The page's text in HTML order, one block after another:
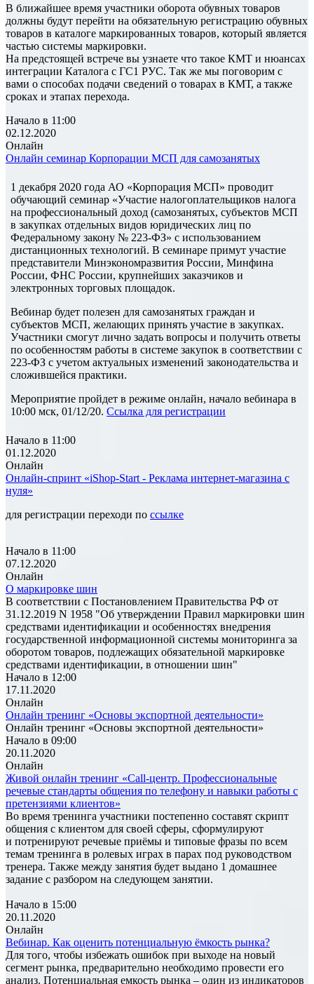
В ближайшее время участники оборота обувных товаров
должны будут перейти на обязательную регистрацию обувных
товаров в каталоге маркированных товаров, который является
частью системы маркировки.
На предстоящей встрече вы узнаете что такое КМТ и нюансах
интеграции Каталога с ГС1 РУС. Так же мы поговорим с
вами о способах подачи сведений о товарах в КМТ, а также
сроках и этапах перехода.
Начало в 11:00
02.12.2020
Онлайн
Онлайн семинар Корпорации МСП для самозанятых
1 декабря 2020 года АО «Корпорация МСП» проводит
обучающий семинар «Участие налогоплательщиков налога
на профессиональный доход (самозанятых, субъектов МСП
в закупках отдельных видов юридических лиц по
Федеральному закону № 223-ФЗ» с использованием
дистанционных технологий. В семинаре примут участие
представители Минэкономразвития России, Минфина
России, ФНС России, крупнейших заказчиков и
электронных торговых площадок.
Вебинар будет полезен для самозанятых граждан и
субъектов МСП, желающих принять участие в закупках.
Участники смогут лично задать вопросы и получить ответы
по особенностям работы в системе закупок в соответствии с
223-ФЗ с учетом актуальных изменений законодательства и
сложившейся практики.
Мероприятие пройдет в режиме онлайн, начало вебинара в
10:00 мск, 01/12/20. Ссылка для регистрации
Начало в 11:00
01.12.2020
Онлайн
Онлайн-спринт «iShop-Start - Реклама интернет-магазина с
нуля»
для регистрации переходи по ссылке
Начало в 11:00
07.12.2020
Онлайн
О маркировке шин
В соответствии с Постановлением Правительства РФ от
31.12.2019 N 1958 "Об утверждении Правил маркировки шин
средствами идентификации и особенностях внедрения
государственной информационной системы мониторинга за
оборотом товаров, подлежащих обязательной маркировке
средствами идентификации, в отношении шин"
Начало в 12:00
17.11.2020
Онлайн
Онлайн тренинг «Основы экспортной деятельности»
Онлайн тренинг «Основы экспортной деятельности»
Начало в 09:00
20.11.2020
Онлайн
Живой онлайн тренинг «Call-центр. Профессиональные
речевые стандарты общения по телефону и навыки работы с
претензиями клиентов»
Во время тренинга участники постепенно составят скрипт
общения с клиентом для своей сферы, сформулируют
и потренируют речевые приёмы и типовые фразы по всем
темам тренинга в ролевых играх в парах под руководством
тренера. Также между занятия будет выдано 1 домашнее
задание с разбором на следующем занятии.
Начало в 15:00
20.11.2020
Онлайн
Вебинар. Как оценить потенциальную ёмкость рынка?
Для того, чтобы избежать ошибок при выходе на новый
сегмент рынка, предварительно необходимо провести его
анализ. Потенциальная емкость рынка – один из индикаторов